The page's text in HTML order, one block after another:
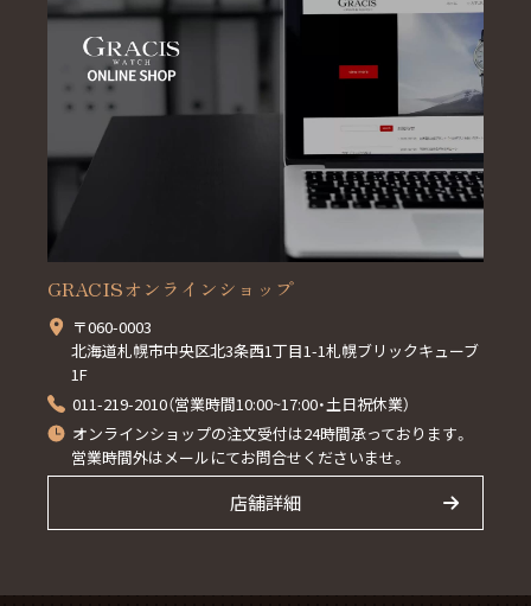
GRACISオンラインショップ
〒060-0003
北海道札幌市中央区北3条西1丁目1-1札幌ブリックキューブ
1F
011-219-2010（営業時間10:00~17:00・土日祝休業）
オンラインショップの注文受付は24時間承っております。
営業時間外はメールにてお問合せくださいませ。
店舗詳細